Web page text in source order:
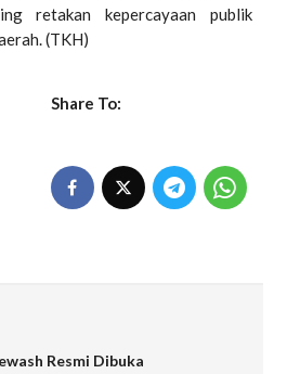
retakan kepercayaan publik
(TKH)
Share To:
Resmi Dibuka